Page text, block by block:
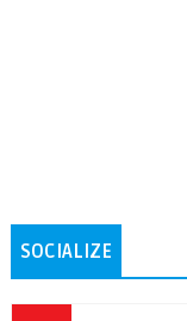
SOCIALIZE